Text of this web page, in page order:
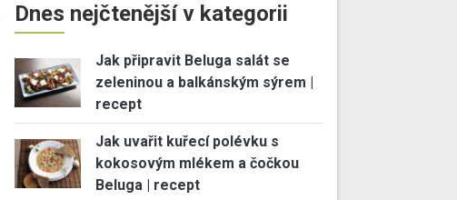
Dnes nejčtenější v kategorii
Jak připravit Beluga salát se
zeleninou a balkánským sýrem |
recept
Jak uvařit kuřecí polévku s
kokosovým mlékem a čočkou
Beluga | recept